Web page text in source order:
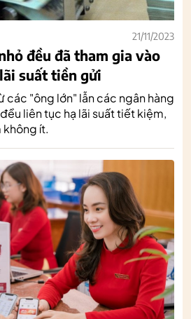
21/11/2023
đều đã tham gia vào
suất tiền gửi
các "ông lớn" lẫn các ngân hàng
liên tục hạ lãi suất tiết kiệm,
ít.